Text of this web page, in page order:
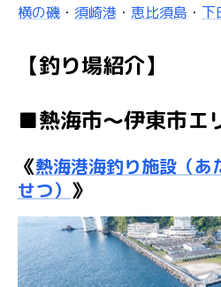
横の磯 ・ 須崎港 ・ 恵比須島 ・ 下
【釣り場紹介】
■熱海市～伊東市エ
《熱海港海釣り施設（あ
せつ） 》